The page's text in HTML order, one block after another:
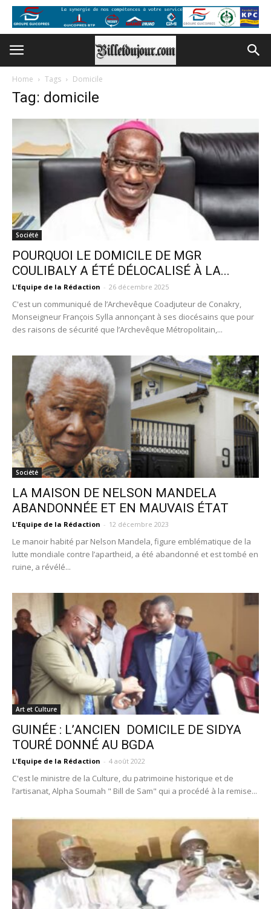
Home Tags Domicile
Tag: domicile
Société
POURQUOI LE DOMICILE DE MGR
COULIBALY A ÉTÉ DÉLOCALISÉ À LA...
L'Equipe de la Rédaction - 26 décembre 2025
C'est un communiqué de l’Archevêque Coadjuteur de Conakry,
Monseigneur François Sylla annonçant à ses diocésains que pour
des raisons de sécurité que l’Archevêque Métropolitain,...
Société
LA MAISON DE NELSON MANDELA
ABANDONNÉE ET EN MAUVAIS ÉTAT
L'Equipe de la Rédaction - 12 décembre 2023
Le manoir habité par Nelson Mandela, figure emblématique de la
lutte mondiale contre l’apartheid, a été abandonné et est tombé en
ruine, a révélé...
Art et Culture
GUINÉE : L’ANCIEN DOMICILE DE SIDYA
TOURÉ DONNÉ AU BGDA
L'Equipe de la Rédaction - 4 août 2022
C'est le ministre de la Culture, du patrimoine historique et de
l’artisanat, Alpha Soumah " Bill de Sam" qui a procédé à la remise...